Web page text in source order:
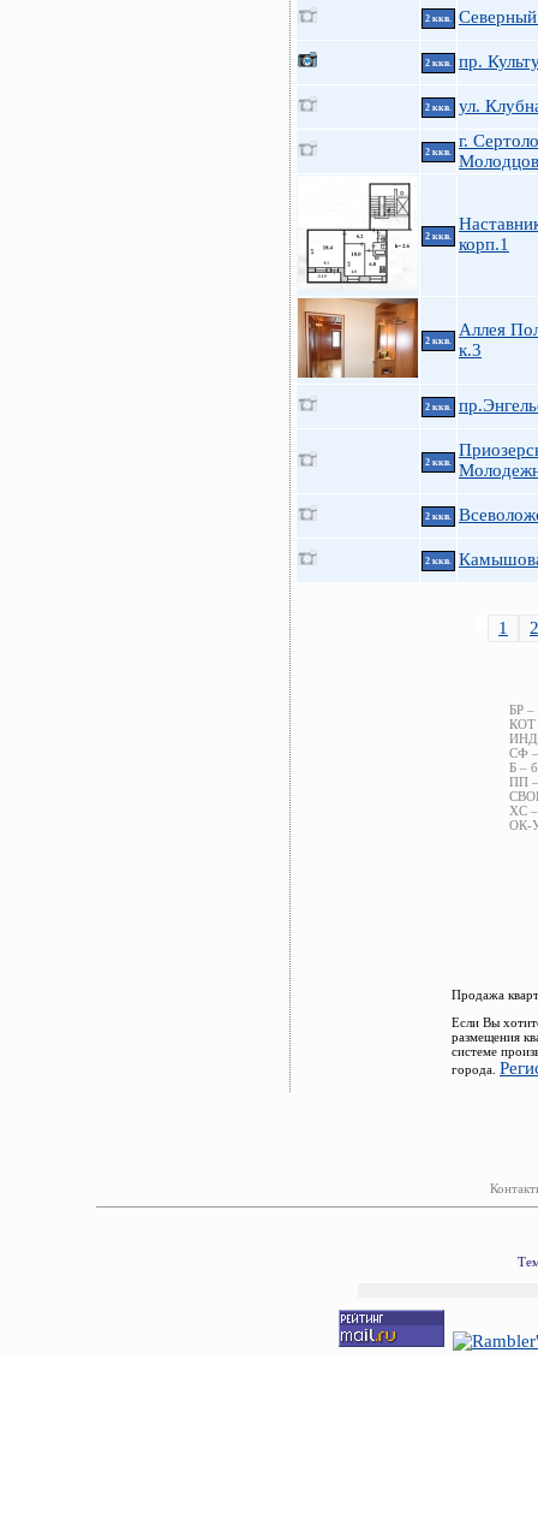
2 ккв.
2 ккв. пр.
2 ккв. ул.
2 ккв.
г.
2 ккв.
корп.1
2 ккв.
Аллея
к.3
2 ккв.
2 ккв.
2 ккв.
2 ккв.
1 2
БР –
КОТ
ИНД
СФ –
Б –
ПП –
ХС
ОК-
Продажа
Если Вы
размещения
системе
города.